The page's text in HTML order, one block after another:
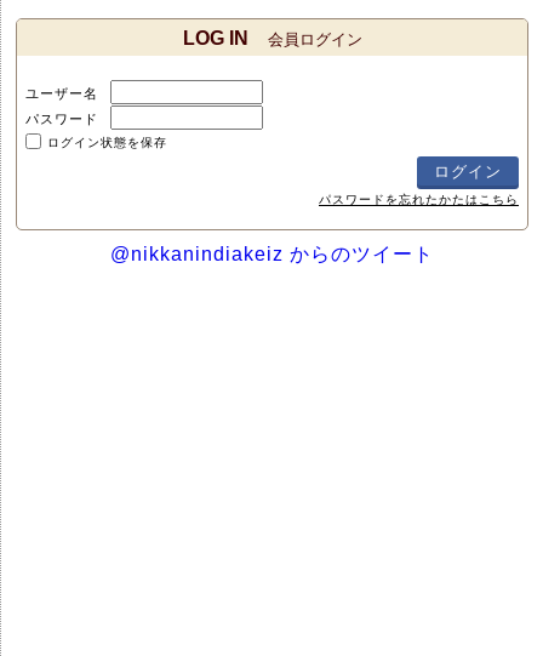
LOG IN 会員ログイン
ユーザー名
パスワード
ログイン状態を保存
パスワードを忘れたかたはこちら
@nikkanindiakeiz からのツイート